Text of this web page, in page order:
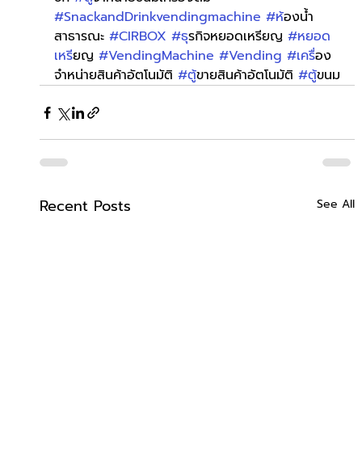
#SnackandDrinkvendingmachine #ห้องน้ำ
สาธารณะ #CIRBOX #ธุรกิจหยอดเหรียญ #หยอด
เหรียญ #VendingMachine #Vending #เครื่อง
จำหน่ายสินค้าอัตโนมัติ #ตู้ขายสินค้าอัตโนมัติ #ตู้ขนม
Recent Posts See All